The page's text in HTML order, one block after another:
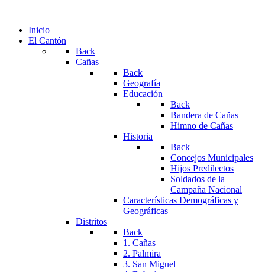
Inicio
El Cantón
Back
Cañas
Back
Geografía
Educación
Back
Bandera de Cañas
Himno de Cañas
Historia
Back
Concejos Municipales
Hijos Predilectos
Soldados de la
Campaña Nacional
Características Demográficas y
Geográficas
Distritos
Back
1. Cañas
2. Palmira
3. San Miguel